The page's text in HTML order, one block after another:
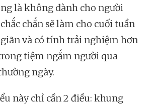
là không dành cho người
chắn sẽ làm cho cuối tuần
giãn và có tính trải nghiệm hơn
tiệm ngắm người qua
ngày.
này chỉ cần 2 điều: khung